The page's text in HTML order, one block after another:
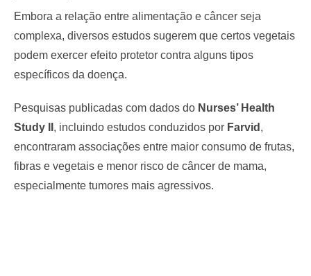
Embora a relação entre alimentação e câncer seja
complexa, diversos estudos sugerem que certos vegetais
podem exercer efeito protetor contra alguns tipos
específicos da doença.
Pesquisas publicadas com dados do Nurses’ Health
Study II , incluindo estudos conduzidos por Farvid ,
encontraram associações entre maior consumo de frutas,
fibras e vegetais e menor risco de câncer de mama,
especialmente tumores mais agressivos.